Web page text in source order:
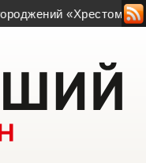
«Хрестом